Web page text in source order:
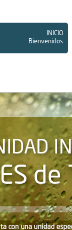
INICIO
Bienvenidos